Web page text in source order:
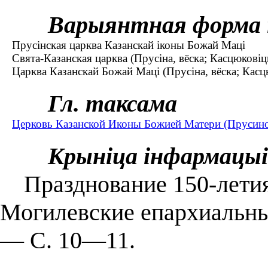
Варыянтная форма
Прусінская царква Казанскай іконы Божай Маці
Свята-Казанская царква (Прусіна, вёска;
Царква Казанскай Божай Маці (Прусіна, вёска;
Гл. таксама
Церковь Казанской Иконы Божией Матери
Крыніца інфармацыі
Празднование 150-
Могилевские
― С. 10―11.